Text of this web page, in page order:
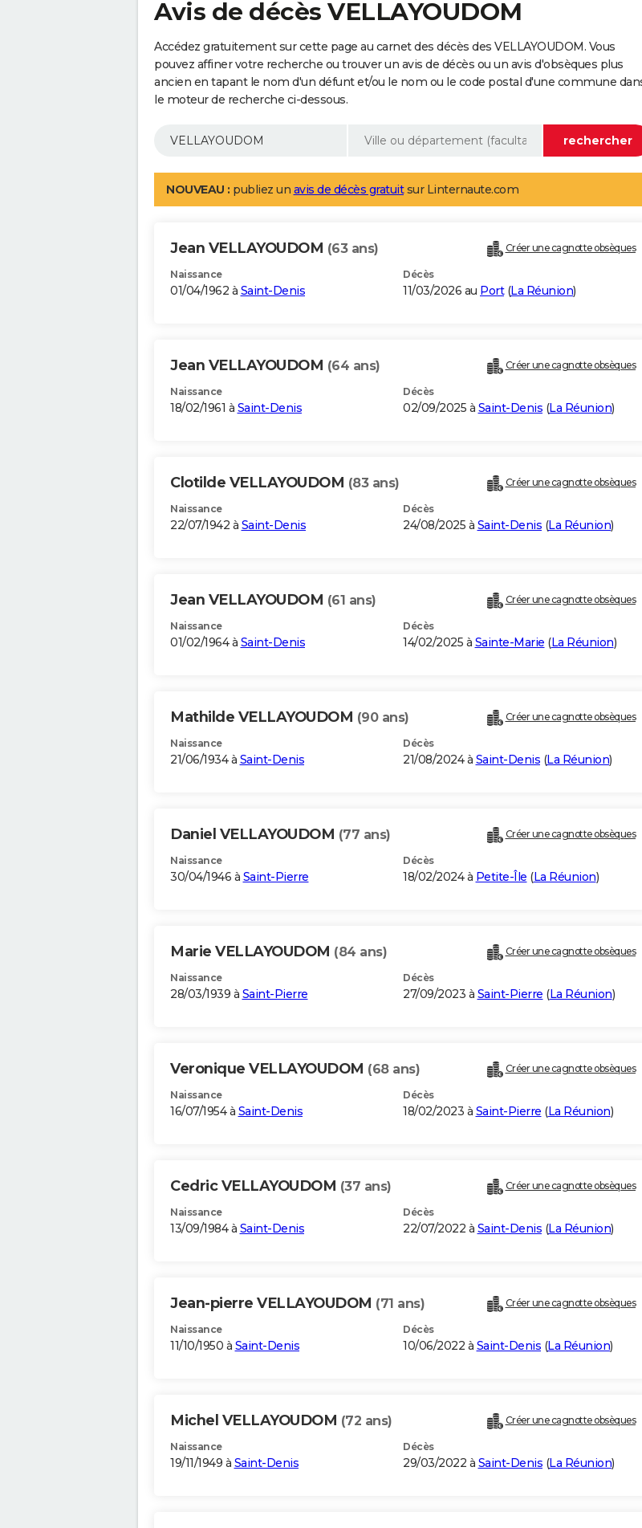
Avis de décès VELLAYOUDOM
Accédez gratuitement sur cette page au carnet des décès des VELLAYOUDOM. Vous
pouvez affiner votre recherche ou trouver un avis de décès ou un avis d'obsèques plus
ancien en tapant le nom d'un défunt et/ou le nom ou le code postal d'une commune
le moteur de recherche ci-dessous.
NOUVEAU : publiez un avis de décès gratuitsur Linternaute.com
Jean VELLAYOUDOM (63 ans) Créer une cagnotte obsèques
Naissance
01/04/1962 à Saint-Denis
Décès
11/03/2026 au Port(La Réunion)
Jean VELLAYOUDOM (64 ans) Créer une cagnotte obsèques
Naissance
18/02/1961 à Saint-Denis
Décès
02/09/2025 à Saint-Denis (La Réunion)
Clotilde VELLAYOUDOM (83 ans) Créer une cagnotte obsèques
Naissance
22/07/1942 à Saint-Denis
Décès
24/08/2025 à Saint-Denis (La Réunion)
Jean VELLAYOUDOM (61 ans) Créer une cagnotte obsèques
Naissance
01/02/1964 à Saint-Denis
Décès
14/02/2025 à Sainte-Marie (La Réunion)
Mathilde VELLAYOUDOM (90 ans) Créer une cagnotte obsèques
Naissance
21/06/1934 à Saint-Denis
Décès
21/08/2024 à Saint-Denis (La Réunion)
Daniel VELLAYOUDOM (77 ans) Créer une cagnotte obsèques
Naissance
30/04/1946 à Saint-Pierre
Décès
18/02/2024 à Petite-Île (La Réunion)
Marie VELLAYOUDOM (84 ans) Créer une cagnotte obsèques
Naissance
28/03/1939 à Saint-Pierre
Décès
27/09/2023 à Saint-Pierre (La Réunion)
Veronique VELLAYOUDOM (68 ans) Créer une cagnotte obsèques
Naissance
16/07/1954 à Saint-Denis
Décès
18/02/2023 à Saint-Pierre (La Réunion)
Cedric VELLAYOUDOM (37 ans) Créer une cagnotte obsèques
Naissance
13/09/1984 à Saint-Denis
Décès
22/07/2022 à Saint-Denis (La Réunion)
Jean-pierre VELLAYOUDOM (71 ans) Créer une cagnotte obsèques
Naissance
11/10/1950 à Saint-Denis
Décès
10/06/2022 à Saint-Denis (La Réunion)
Michel VELLAYOUDOM (72 ans) Créer une cagnotte obsèques
Naissance
19/11/1949 à Saint-Denis
Décès
29/03/2022 à Saint-Denis (La Réunion)